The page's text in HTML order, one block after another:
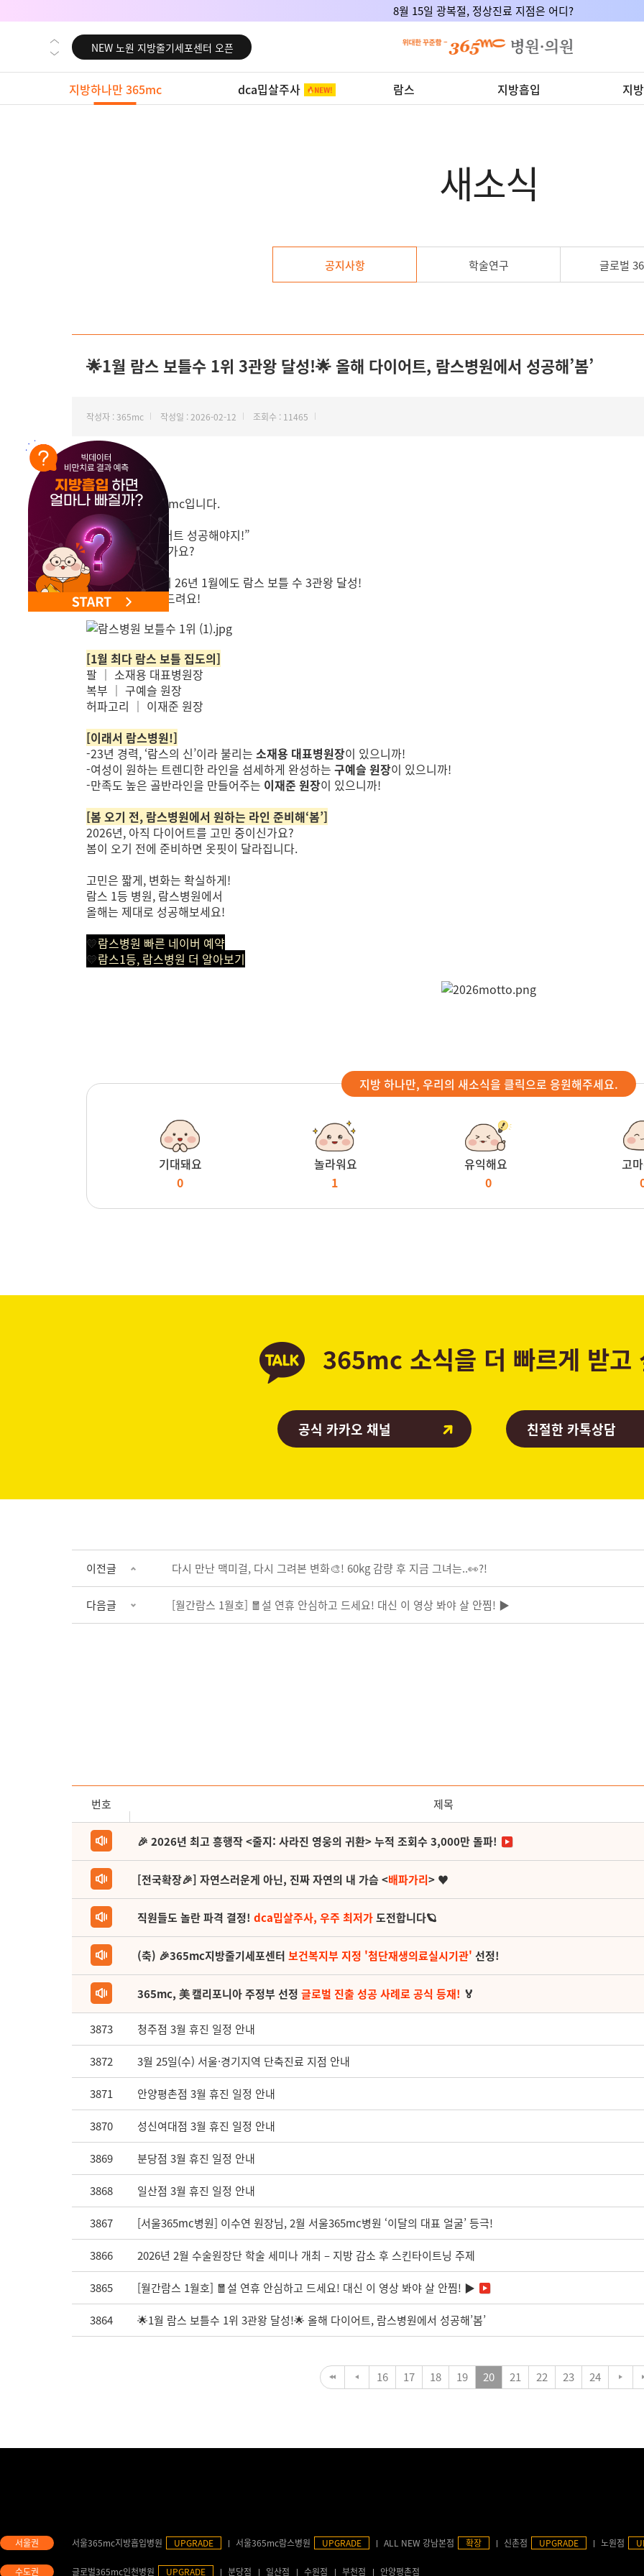
8월 15일 광복절, 정상진료 지점은 어디?
NEW 대전 지방줄기세포센터 오픈
NEW 노원 지방줄기세포센터 오픈
NEW 미국 LA점 오픈
NEW 부산 지방줄기세포센터 오픈
지방하나만 365mc dca밉살주사 람스 지방흡입 지
새소식
공지사항 학술연구 글로벌
🌟1월 람스 보틀수 1위 3관왕 달성!🌟 올해 다이어트, 람스병원에서 성공해’봄’
작성자 : 365mc 작성일 : 2026-02-12 조회수 : 11465
안녕하세요.
지방 하나만, 365mc입니다.
“올해는 꼭 다이어트 성공해야지!”
다짐만 하고 계신가요?
25년 12월에 이어 26년 1월에도 람스 보틀 수 3관왕 달성!
람스병원을 추천드려요!
[1월 최다 람스 보틀 집도의]
팔 ｜ 소재용 대표병원장
복부 ｜ 구예슬 원장
허파고리 ｜ 이재준 원장
[이래서 람스병원!]
-23년 경력, ‘람스의 신’이라 불리는 소재용 대표병원장이 있으니까!
-여성이 원하는 트렌디한 라인을 섬세하게 완성하는 구예슬 원장이 있으니까!
-만족도 높은 골반라인을 만들어주는 이재준 원장이 있으니까!
[봄 오기 전, 람스병원에서 원하는 라인 준비해‘봄’]
2026년, 아직 다이어트를 고민 중이신가요?
봄이 오기 전에 준비하면 옷핏이 달라집니다.
고민은 짧게, 변화는 확실하게!
람스 1등 병원, 람스병원에서
올해는 제대로 성공해보세요!
💛람스병원 빠른 네이버 예약
💛람스1등, 람스병원 더 알아보기
지방 하나만, 우리의 새소식을 클릭으로 응원해주세요.
기대돼요
0
놀라워요
1
유익해요
0
고
365mc 소식을 더 빠르게 받고
공식 카카오 채널 친절한 카톡상담
이전글 다시 만난 맥미걸, 다시 그려본 변화🎨! 60kg 감량 후 지금 그녀는..👀?!
다음글 [월간람스 1월호] 🧧설 연휴 안심하고 드세요! 대신 이 영상 봐야 살 안찜! ▶
번호 제목
🎉 2026년 최고 흥행작 <줄지: 사라진 영웅의 귀환> 누적 조회수 3,000만 돌파!
[전국확장🎉] 자연스러운게 아닌, 진짜 자연의 내 가슴 <배파가리> ♥
직원들도 놀란 파격 결정! dca밉살주사, 우주 최저가도전합니다🪐
(축) 🎉365mc지방줄기세포센터 보건복지부 지정 '첨단재생의료실시기관' 선정!
365mc, 美 캘리포니아 주정부 선정 글로벌 진출 성공 사례로 공식 등재! 🏅
3873 청주점 3월 휴진 일정 안내
3872 3월 25일(수) 서울·경기지역 단축진료 지점 안내
3871 안양평촌점 3월 휴진 일정 안내
3870 성신여대점 3월 휴진 일정 안내
3869 분당점 3월 휴진 일정 안내
3868 일산점 3월 휴진 일정 안내
3867 [서울365mc병원] 이수연 원장님, 2월 서울365mc병원 ‘이달의 대표 얼굴’ 등극!
3866 2026년 2월 수술원장단 학술 세미나 개최 – 지방 감소 후 스킨타이트닝 주제
3865 [월간람스 1월호] 🧧설 연휴 안심하고 드세요! 대신 이 영상 봐야 살 안찜! ▶
3864 🌟1월 람스 보틀수 1위 3관왕 달성!🌟 올해 다이어트, 람스병원에서 성공해’봄’
16 17 18 19 20 21 22 23 24
서울365mc지방흡입병원 UPGRADE 서울365mc람스병원 UPGRADE ALL NEW 강남본점 확장 신촌점 UPGRADE 노원점
글로벌365mc인천병원 UPGRADE 분당점 일산점 수원점 부천점 안양평촌점